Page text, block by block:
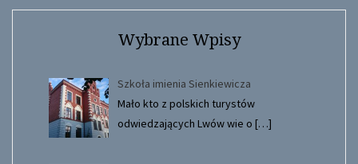
Wybrane Wpisy
Szkoła imienia Sienkiewicza
Mało kto z polskich turystów
odwiedzających Lwów wie o […]